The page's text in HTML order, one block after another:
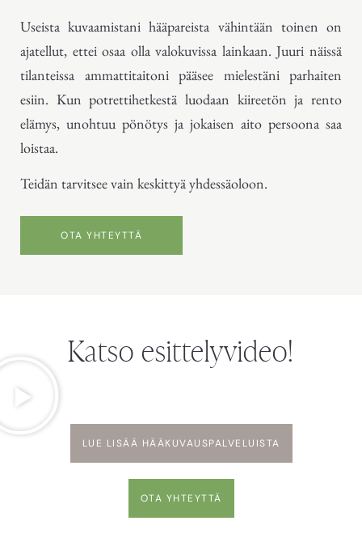
Useista kuvaamistani hääpareista vähintään toinen on
ajatellut, ettei osaa olla valokuvissa lainkaan. Juuri näissä
tilanteissa ammattitaitoni pääsee mielestäni parhaiten
esiin. Kun potrettihetkestä luodaan kiireetön ja rento
elämys, unohtuu pönötys ja jokaisen aito persoona saa
loistaa.
Teidän tarvitsee vain keskittyä yhdessäoloon.
OTA YHTEYTTÄ
Katso esittelyvideo!
LUE LISÄÄ HÄÄKUVAUSPALVELUISTA
OTA YHTEYTTÄ